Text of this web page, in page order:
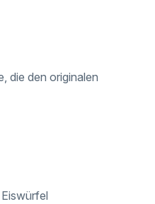
die den originalen